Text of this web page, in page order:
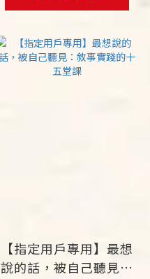
【指定用戶專用】最想
說的話，被自己聽見：